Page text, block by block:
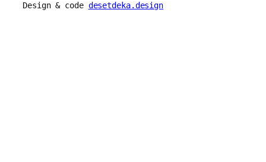
Design & code desetdeka.design